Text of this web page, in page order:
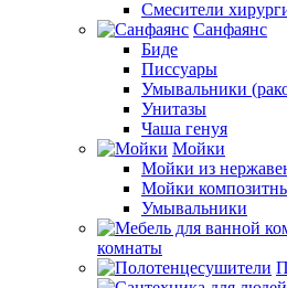
Смесители
Санфаянс
Биде
Писсуары
Умывальники
Унитазы
Чаша генуя
Мойки
Мойки из
Мойки
Умывальники
комнаты